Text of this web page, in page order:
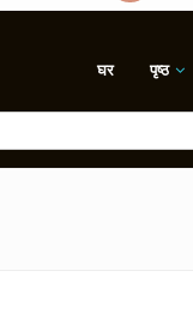
घर पृष्ठ